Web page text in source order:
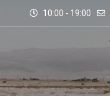
10:00 - 19:00